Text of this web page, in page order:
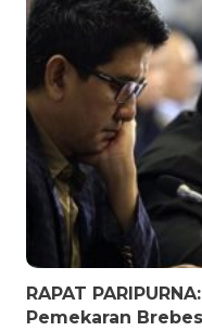
RAPAT
Pemekaran